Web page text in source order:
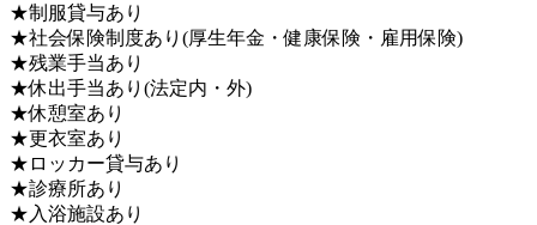
★制服貸与あり
★社会保険制度あり(厚生年金・健康保険・雇用保険)
★残業手当あり
★休出手当あり(法定内・外)
★休憩室あり
★更衣室あり
★ロッカー貸与あり
★診療所あり
★入浴施設あり